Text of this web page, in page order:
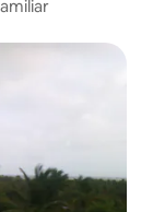
y familiar